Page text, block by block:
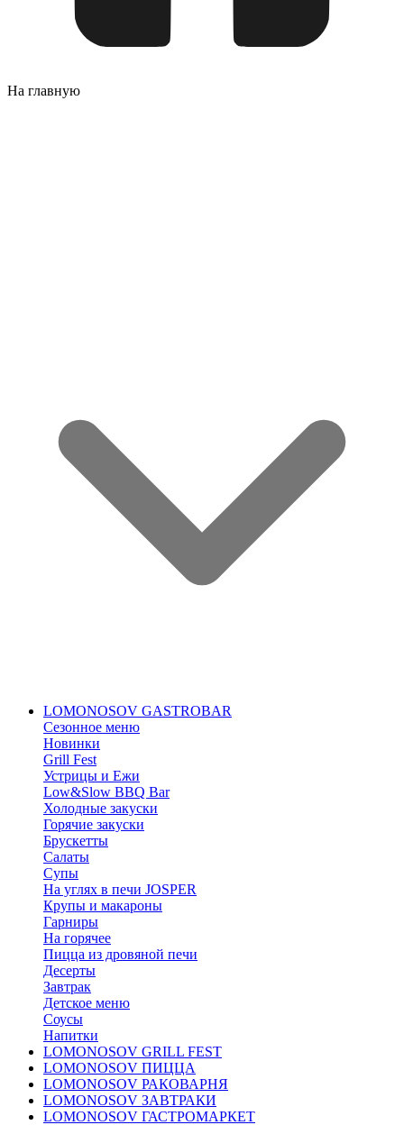
На главную
LOMONOSOV GASTROBAR
Сезонное меню
Новинки
Grill Fest
Устрицы и Ежи
Low&Slow BBQ Bar
Холодные закуски
Горячие закуски
Брускетты
Салаты
Супы
На углях в печи JOSPER
Крупы и макароны
Гарниры
На горячее
Пицца из дровяной печи
Десерты
Завтрак
Детское меню
Соусы
Напитки
LOMONOSOV GRILL FEST
LOMONOSOV ПИЦЦА
LOMONOSOV РАКОВАРНЯ
LOMONOSOV ЗАВТРАКИ
LOMONOSOV ГАСТРОМАРКЕТ